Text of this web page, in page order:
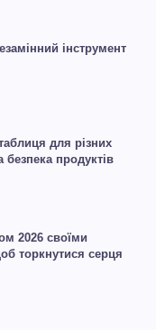
інструмент
для різних
продуктів
2026 своїми
торкнутися серця